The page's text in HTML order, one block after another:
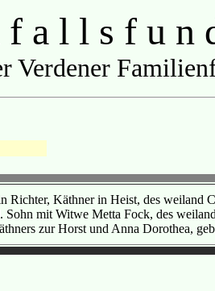
f a l l s f u n
Verdener
Richter, Käthner in Heist, des weiland
Sohn mit Witwe Metta Fock, des
zur Horst und Anna Dorothea,